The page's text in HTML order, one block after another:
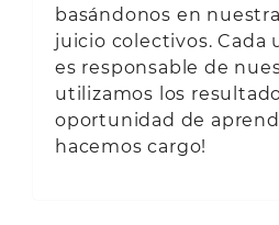
basándonos en
juicio colectivos. Cada
es responsable de
utilizamos los
oportunidad de
hacemos cargo!